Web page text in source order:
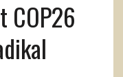
COP26